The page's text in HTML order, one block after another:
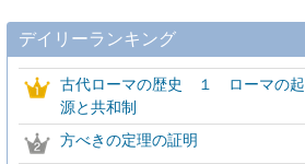
デイリーランキング
古代ローマの歴史 １ ローマの起
源と共和制
方べきの定理の証明